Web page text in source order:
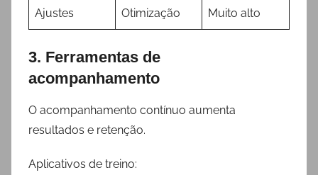
Ajustes Otimização Muito alto
3. Ferramentas de
acompanhamento
O acompanhamento contínuo aumenta
resultados e retenção.
Aplicativos de treino: